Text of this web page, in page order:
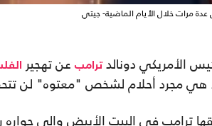
عدة مرات خلال الأيام الماضية- جيتي
الأمريكي دونالدترامب عن تهجير
هي مجرد أحلام لشخص "معتوه" لن
ترامب في البيت الأبيض وإلى جواره